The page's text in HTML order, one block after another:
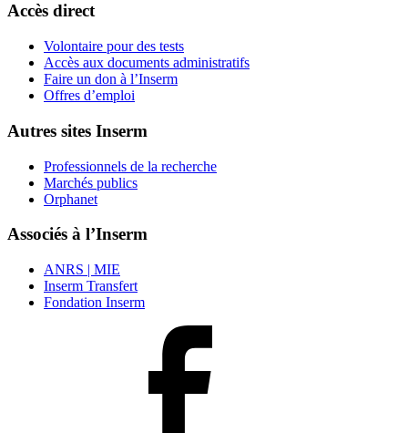
Accès direct
Volontaire pour des tests
Accès aux documents administratifs
Faire un don à l’Inserm
Offres d’emploi
Autres sites Inserm
Professionnels de la recherche
Marchés publics
Orphanet
Associés à l’Inserm
ANRS | MIE
Inserm Transfert
Fondation Inserm